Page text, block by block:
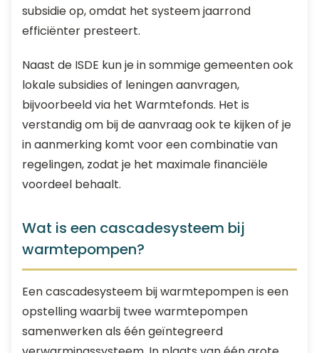
subsidie op, omdat het systeem jaarrond
efficiënter presteert.
Naast de ISDE kun je in sommige gemeenten ook
lokale subsidies of leningen aanvragen,
bijvoorbeeld via het Warmtefonds. Het is
verstandig om bij de aanvraag ook te kijken of je
in aanmerking komt voor een combinatie van
regelingen, zodat je het maximale financiële
voordeel behaalt.
Wat is een cascadesysteem bij
warmtepompen?
Een cascadesysteem bij warmtepompen is een
opstelling waarbij twee warmtepompen
samenwerken als één geïntegreerd